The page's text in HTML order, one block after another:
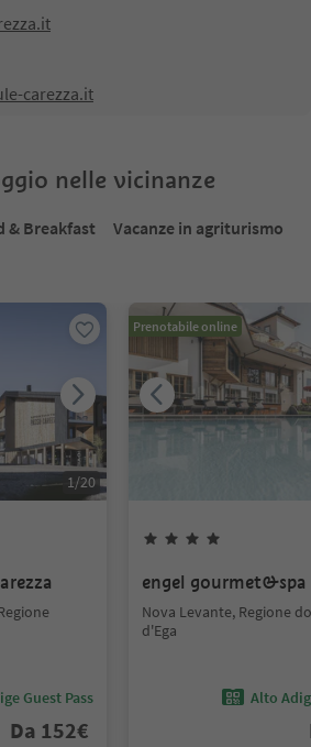
carezza.it
nelle vicinanze
& Breakfast
Vacanze in agriturismo
1/20
Guest Pass
Da 152€
Prenotabile online
engel gourmet&spa
Nova Levante, Regione
d'Ega
Alto